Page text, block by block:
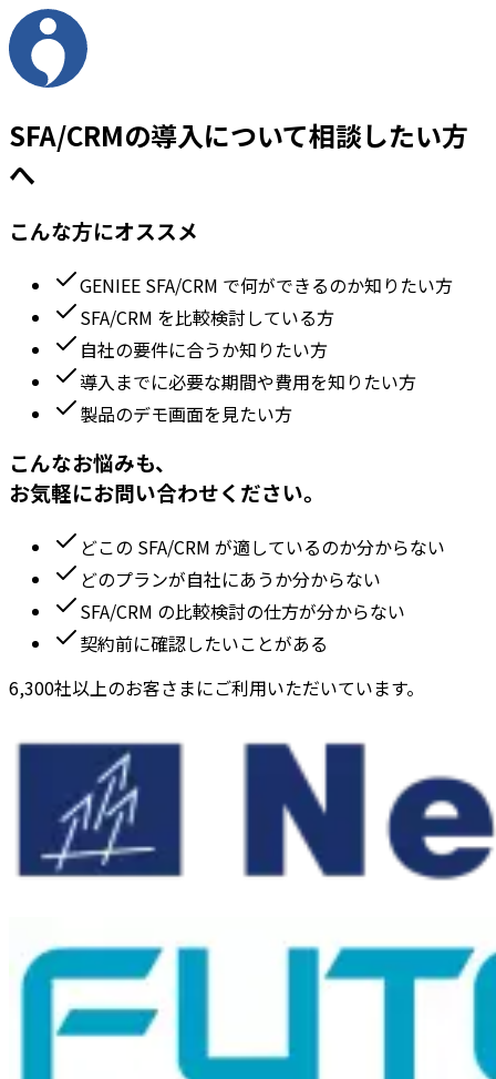
SFA/CRMの導入について相談したい方
へ
こんな方にオススメ
GENIEE SFA/CRM で何ができるのか知りたい方
SFA/CRM を比較検討している方
自社の要件に合うか知りたい方
導入までに必要な期間や費用を知りたい方
製品のデモ画面を見たい方
こんなお悩みも、
お気軽にお問い合わせください。
どこの SFA/CRM が適しているのか分からない
どのプランが自社にあうか分からない
SFA/CRM の比較検討の仕方が分からない
契約前に確認したいことがある
6,300社以上のお客さまにご利用いただいています。